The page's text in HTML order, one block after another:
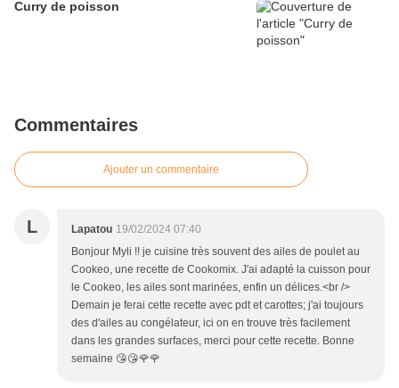
Curry de poisson
Commentaires
Ajouter un commentaire
L Lapatou 19/02/2024 07:40
Bonjour Myli !! je cuisine très souvent des ailes de poulet au
Cookeo, une recette de Cookomix. J'ai adapté la cuisson pour
le Cookeo, les ailes sont marinées, enfin un délices.<br />
Demain je ferai cette recette avec pdt et carottes; j'ai toujours
des d'ailes au congélateur, ici on en trouve très facilement
dans les grandes surfaces, merci pour cette recette. Bonne
semaine 😘😘🌹🌹